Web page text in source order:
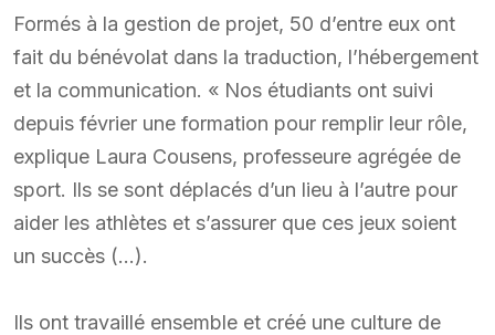
Formés à la gestion de projet, 50 d’entre eux ont
fait du bénévolat dans la traduction, l’hébergement
et la communication. « Nos étudiants ont suivi
depuis février une formation pour remplir leur rôle,
explique Laura Cousens, professeure agrégée de
sport. Ils se sont déplacés d’un lieu à l’autre pour
aider les athlètes et s’assurer que ces jeux soient
un succès (…).
Ils ont travaillé ensemble et créé une culture de